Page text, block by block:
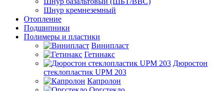
Шнур кремнеземный
Отопление
Подшипники
Полимеры и пластики
Винипласт
Гетинакс
Дюростон
стеклопластик UPM 203
Капролон